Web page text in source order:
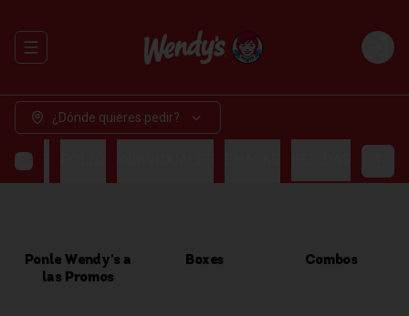
Abrir menu de navegación Login
¿Dónde quieres pedir?
Ponle Wendy's a
las Promos
Boxes Combos